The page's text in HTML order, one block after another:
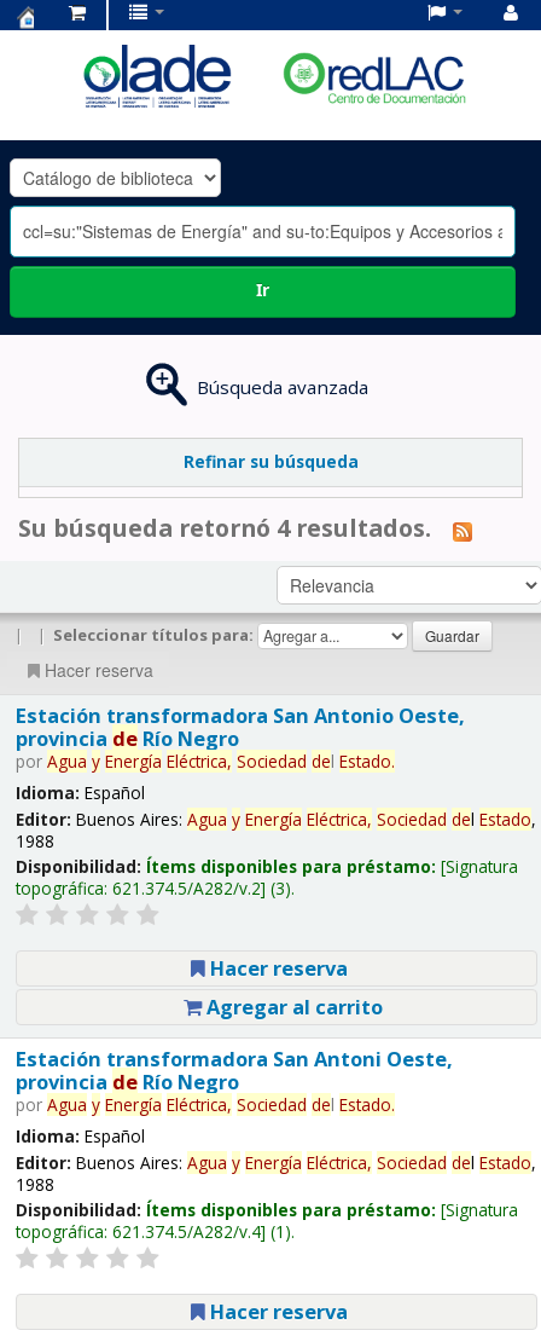
OLADE
-
Ir
Búsqueda avanzada
Refinar su búsqueda
Su búsqueda retornó 4 resultados.
| | Seleccionar títulos para:
Hacer reserva
Estación transformadora San Antonio Oeste,
provincia deRío Negro
por Agua y Energía Eléctrica, Sociedad del Estado.
Idioma: Español
Editor: Buenos Aires: Agua y Energía Eléctrica, Sociedad del Estado,
1988
Disponibilidad: Ítems disponibles para préstamo: Signatura
topográfica: 621.374.5/A282/v.2 (3).
Hacer reserva
Agregar al carrito
Estación transformadora San Antoni Oeste,
provincia deRío Negro
por Agua y Energía Eléctrica, Sociedad del Estado.
Idioma: Español
Editor: Buenos Aires: Agua y Energía Eléctrica, Sociedad del Estado,
1988
Disponibilidad: Ítems disponibles para préstamo: Signatura
topográfica: 621.374.5/A282/v.4 (1).
Hacer reserva